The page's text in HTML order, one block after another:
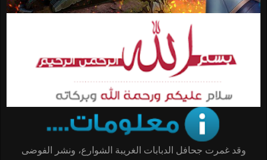
وقد غمرت جحافل الدبابات الغريبة الشوارع، ونشر الفوضى